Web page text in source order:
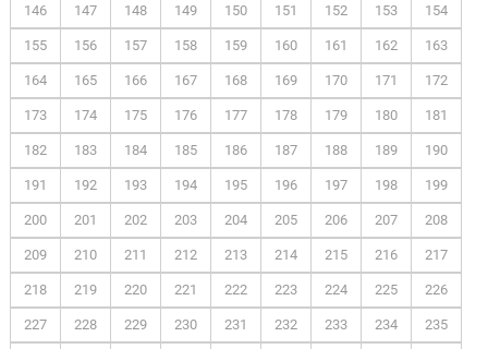
146 147 148 149 150 151 152 153 154
155 156 157 158 159 160 161 162 163
164 165 166 167 168 169 170 171 172
173 174 175 176 177 178 179 180 181
182 183 184 185 186 187 188 189 190
191 192 193 194 195 196 197 198 199
200 201 202 203 204 205 206 207 208
209 210 211 212 213 214 215 216 217
218 219 220 221 222 223 224 225 226
227 228 229 230 231 232 233 234 235